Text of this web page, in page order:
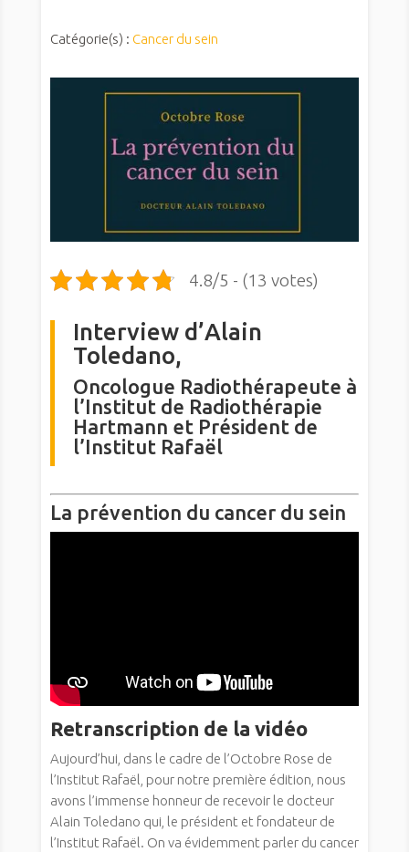
Catégorie(s) : Cancer du sein
4.8/5 - (13 votes)
Interview d’Alain
Toledano,
Oncologue Radiothérapeute à
l’Institut de Radiothérapie
Hartmann et Président de
l’Institut Rafaël
La prévention du cancer du sein
Retranscription de la vidéo
Aujourd’hui, dans le cadre de l’Octobre Rose de
l’Institut Rafaël, pour notre première édition, nous
avons l’immense honneur de recevoir le docteur
Alain Toledano qui, le président et fondateur de
l’Institut Rafaël. On va évidemment parler du cancer